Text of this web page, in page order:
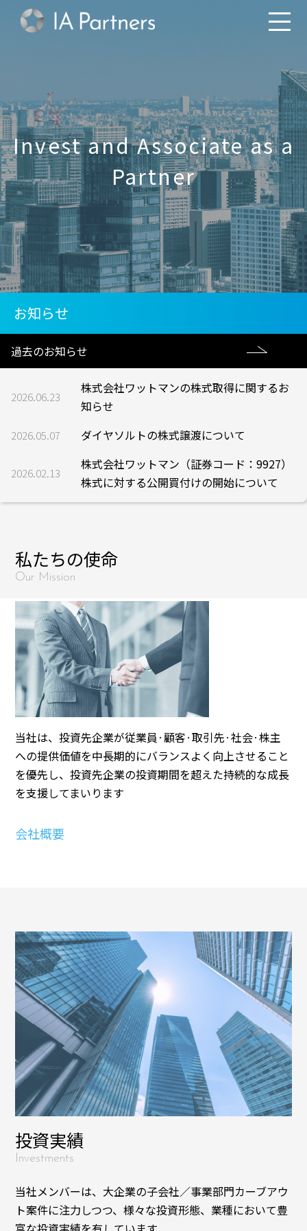
Invest and Associate as a
Partner
お知らせ
過去のお知らせ
2026.06.23
株式会社ワットマンの株式取得に関するお
知らせ
2026.05.07 ダイヤソルトの株式譲渡について
2026.02.13
株式会社ワットマン（証券コード：9927）
株式に対する公開買付けの開始について
私たちの使命
Our Mission
当社は、投資先企業が従業員·顧客·取引先·社会·株主
への提供価値を中長期的にバランスよく向上させること
を優先し、投資先企業の投資期間を超えた持続的な成長
を支援してまいります
会社概要
投資実績
Investments
当社メンバーは、大企業の子会社／事業部門カーブアウ
ト案件に注力しつつ、様々な投資形態、業種において豊